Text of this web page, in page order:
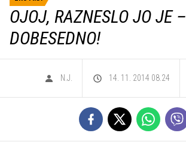
OJOJ, RAZNESLO JO JE –
DOBESEDNO!
N.J. 14. 11. 2014 08.24